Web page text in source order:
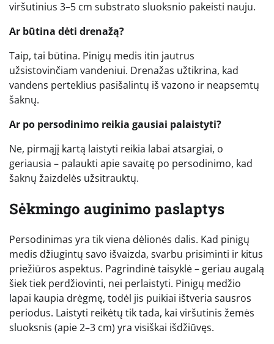
viršutinius 3–5 cm substrato sluoksnio pakeisti nauju.
Ar būtina dėti drenažą?
Taip, tai būtina. Pinigų medis itin jautrus
užsistovinčiam vandeniui. Drenažas užtikrina, kad
vandens perteklius pasišalintų iš vazono ir neapsemtų
šaknų.
Ar po persodinimo reikia gausiai palaistyti?
Ne, pirmąjį kartą laistyti reikia labai atsargiai, o
geriausia – palaukti apie savaitę po persodinimo, kad
šaknų žaizdelės užsitrauktų.
Sėkmingo auginimo paslaptys
Persodinimas yra tik viena dėlionės dalis. Kad pinigų
medis džiugintų savo išvaizda, svarbu prisiminti ir kitus
priežiūros aspektus. Pagrindinė taisyklė – geriau augalą
šiek tiek perdžiovinti, nei perlaistyti. Pinigų medžio
lapai kaupia drėgmę, todėl jis puikiai ištveria sausros
periodus. Laistyti reikėtų tik tada, kai viršutinis žemės
sluoksnis (apie 2–3 cm) yra visiškai išdžiūvęs.